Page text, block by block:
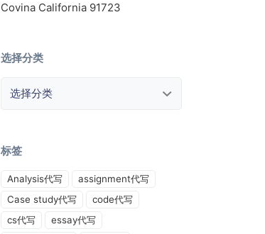
Covina California 91723
选择分类
标签
Analysis代写
assignment代写
Case study代写
code代写
cs代写
essay代写